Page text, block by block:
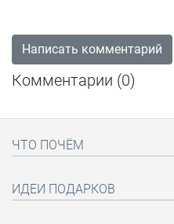
Написать комментарий
Комментарии (0)
ЧТО ПОЧЁМ
ИДЕИ ПОДАРКОВ